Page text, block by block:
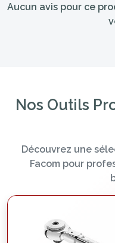
Aucun avis pour ce
Nos Outils
Découvrez une
Facom pour